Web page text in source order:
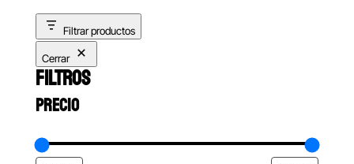
Filtrar productos
Cerrar
FILTROS
PRECIO